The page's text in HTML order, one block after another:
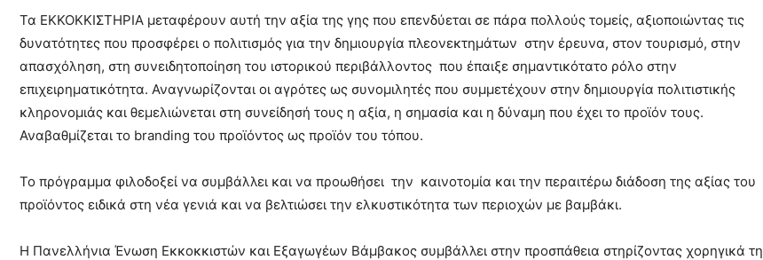
το
ελληνικό
Τα ΕΚΚΟΚΚΙΣΤΗΡΙΑ μεταφέρουν αυτή την αξία της γης που επενδύεται σε πάρα πολλούς τομείς, αξιοποιώντας τις
δυνατότητες που προσφέρει ο πολιτισμός για την δημιουργία πλεονεκτημάτων στην έρευνα, στον τουρισμό, στην
απασχόληση, στη συνειδητοποίηση του ιστορικού περιβάλλοντος που έπαιξε σημαντικότατο ρόλο στην
επιχειρηματικότητα. Αναγνωρίζονται οι αγρότες ως συνομιλητές που συμμετέχουν στην δημιουργία πολιτιστικής
κληρονομιάς και θεμελιώνεται στη συνείδησή τους η αξία, η σημασία και η δύναμη που έχει το προϊόν τους.
Αναβαθμίζεται το branding του προϊόντος ως προϊόν του τόπου.
Το πρόγραμμα φιλοδοξεί να συμβάλλει και να προωθήσει την καινοτομία και την περαιτέρω διάδοση της αξίας του
προϊόντος ειδικά στη νέα γενιά και να βελτιώσει την ελκυστικότητα των περιοχών με βαμβάκι.
Η Πανελλήνια Ένωση Εκκοκκιστών και Εξαγωγέων Βάμβακος συμβάλλει στην προσπάθεια στηρίζοντας χορηγικά τη